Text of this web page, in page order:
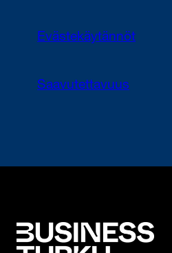
Evästekäytännöt
Saavutettavuus